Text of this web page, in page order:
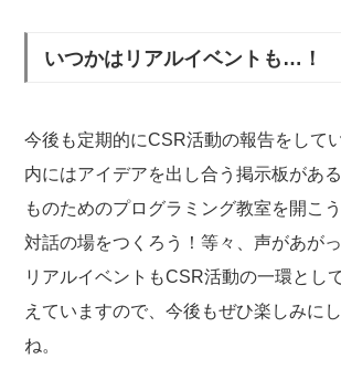
いつかはリアルイベントも…！
今後も定期的にCSR活動の報告をして
内にはアイデアを出し合う掲示板があ
ものためのプログラミング教室を開こ
対話の場をつくろう！等々、声があが
リアルイベントもCSR活動の一環とし
えていますので、今後もぜひ楽しみに
ね。